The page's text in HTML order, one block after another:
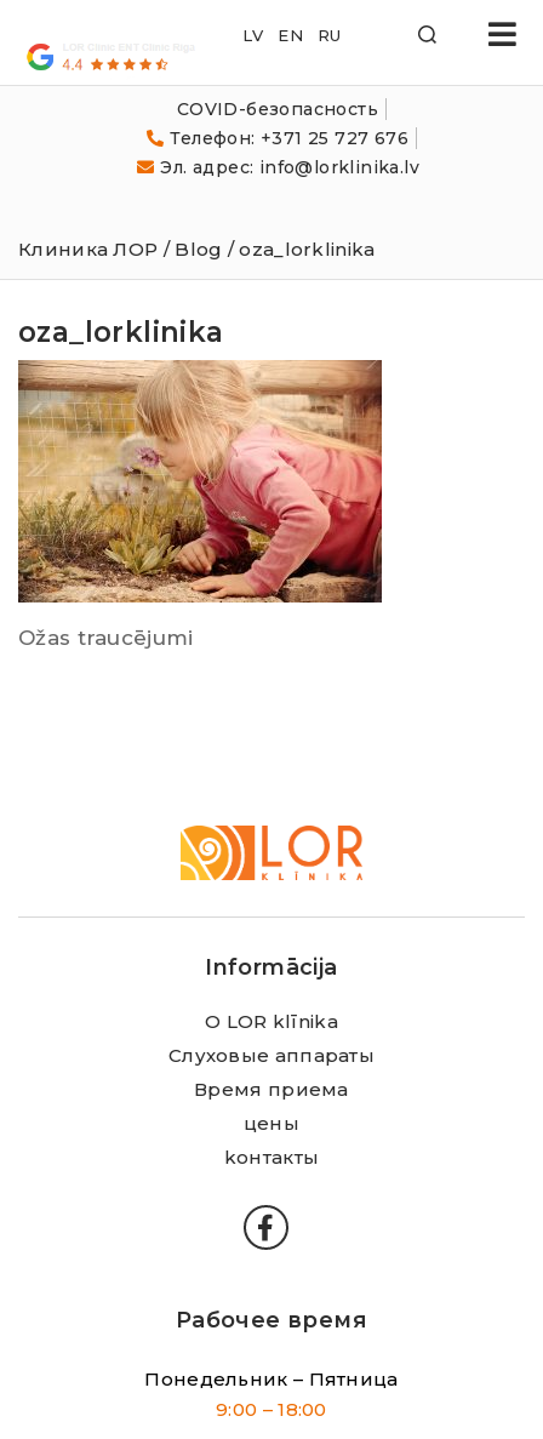
COVID-безопасность
Телефон: +371 25 727 676
Эл. адрес: info@lorklinika.lv
LOR
Klīnika
Клиника ЛОР / Blog / oza_lorklinika
oza_lorklinika
Ožas traucējumi
Klīnika
Informācija
О LOR klīnika
Слуховые аппараты
Время приема
цены
kонтакты
Рабочее время
Понедельник – Пятница
9:00 – 18:00